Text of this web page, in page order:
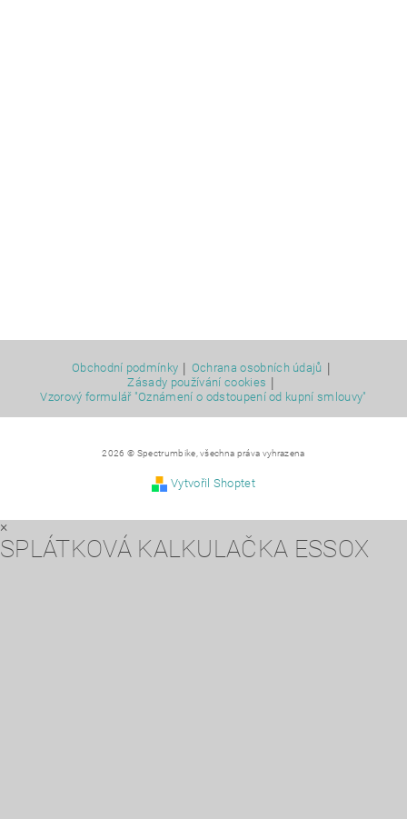
Obchodní podmínky | Ochrana osobních údajů |
Zásady používání cookies |
Vzorový formulář "Oznámení o odstoupení od kupní smlouvy"
2026 © Spectrumbike, všechna práva vyhrazena
Vytvořil Shoptet
×
SPLÁTKOVÁ KALKULAČKA ESSOX